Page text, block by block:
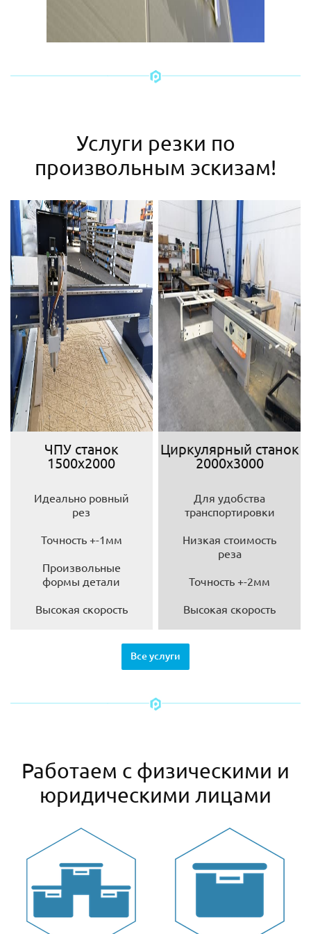
Услуги резки по
произвольным эскизам!
ЧПУ станок
1500х2000
Идеально ровный
рез
Точность +-1мм
Произвольные
формы детали
Высокая скорость
Циркулярный станок
2000х3000
Для удобства
транспортировки
Низкая стоимость
реза
Точность +-2мм
Высокая скорость
Все услуги
Работаем с физическими и
юридическими лицами